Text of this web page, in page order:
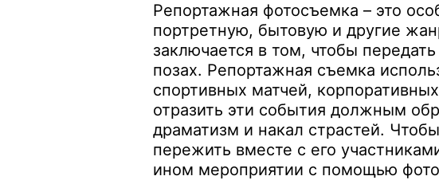
Репортажная фотосъемка – это
портретную, бытовую и другие
заключается в том, чтобы
позах. Репортажная съемка
спортивных матчей,
отразить эти события должным
драматизм и накал страстей.
пережить вместе с его
ином мероприятии с помощью